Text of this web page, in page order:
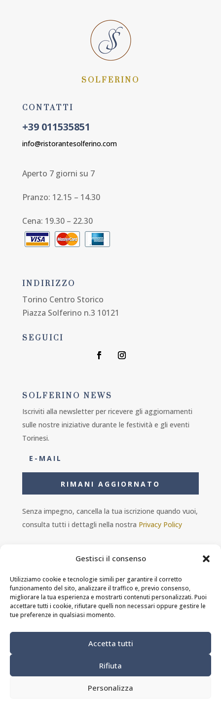
Gestisci il consenso
Utilizziamo cookie e tecnologie simili per garantire il corretto
funzionamento del sito, analizzare il traffico e, previo consenso,
migliorare la tua esperienza e mostrarti contenuti personalizzati. Puoi
accettare tutti i cookie, rifiutare quelli non necessari oppure gestire le
tue preferenze in qualsiasi momento.
Accetta tutti
Rifiuta
Personalizza
SOLFERINO
CONTATTI
+39 011535851
info@ristorantesolferino.com
Aperto 7 giorni su 7
Pranzo: 12.15 – 14.30
Cena: 19.30 – 22.30
INDIRIZZO
Torino Centro Storico
Piazza Solferino n.3 10121
SEGUICI
SOLFERINO NEWS
Iscriviti alla newsletter per ricevere gli aggiornamenti
sulle nostre iniziative durante le festività e gli eventi
Torinesi.
RIMANI AGGIORNATO
Senza impegno, cancella la tua iscrizione quando vuoi,
consulta tutti i dettagli nella nostra Privacy Policy
Ambra s.r.l. - P.IVA 11601460014 - PEC
ristorantesolferino@legalmail.it
Privacy Policy-Cookie Policy-Termini e
condizioni
MODIFICA PREFERENZE DEI COOKIE